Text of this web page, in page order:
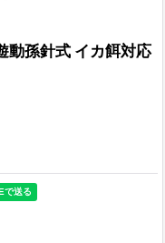
動孫針式 イカ餌対応